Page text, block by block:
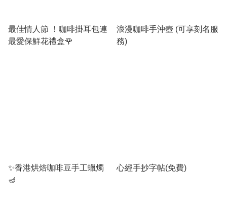
最佳情人節 ！咖啡掛耳包連
最愛保鮮花禮盒🌹
浪漫咖啡手沖壺 (可享刻名服
務)
✨香港烘焙咖啡豆手工蠟燭
🪔
心經手抄字帖(免費)